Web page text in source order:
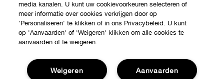
media kanalen. U kunt uw cookievoorkeuren selecteren of
meer informatie over cookies verkrijgen door op
'Personaliseren' te klikken of in ons Privacybeleid. U kunt
op 'Aanvaarden' of 'Weigeren' klikken om alle cookies te
aanvaarden of te weigeren.
Aanvaarden
Weigeren